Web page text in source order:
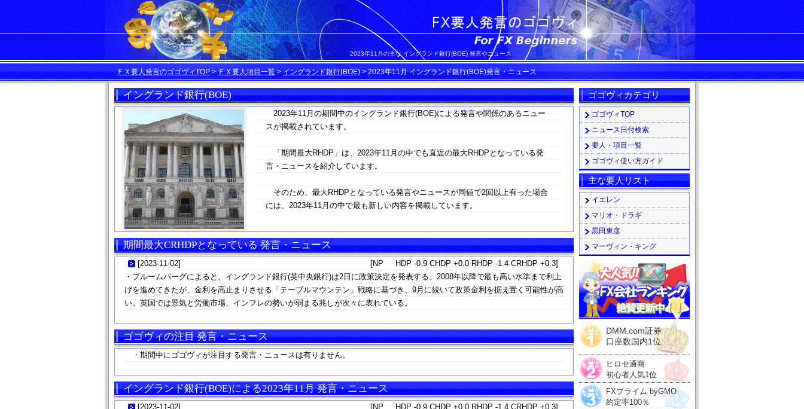
2023年11月の主な イングランド銀行(BOE) 発言やニュース
ＦＸ要人発言のゴゴヴィTOP>ＦＸ要人項目一覧>イングランド銀行(BOE)>2023年11月 イングランド銀行(BOE)発言・ニュース
イングランド銀行(BOE)
2023年11月の期間中のイングランド銀行(BOE)による発言や関係のあるニュー
スが掲載されています。
「期間最大RHDP」は、2023年11月の中でも直近の最大RHDPとなっている発
言・ニュースを紹介しています。
そのため、最大RHDPとなっている発言やニュースが同値で2回以上有った場合
には、2023年11月の中で最も新しい内容を掲載しています。
期間最大CRHDPとなっている 発言・ニュース
[2023-11-02]
[NP HDP -0.9 CHDP +0.0 RHDP -1.4 CRHDP +0.3]
・ブルームバーグによると、イングランド銀行(英中央銀行)は2日に政策決定を発表する。2008年以降で最も高い水準まで利上
げを進めてきたが、金利を高止まりさせる「テーブルマウンテン」戦略に基づき、9月に続いて政策金利を据え置く可能性が高
い。英国では景気と労働市場、インフレの勢いが弱まる兆しが次々に表れている。
ゴゴヴィの注目 発言・ニュース
・期間中にゴゴヴィが注目する発言・ニュースは有りません。
イングランド銀行(BOE)による2023年11月 発言・ニュース
[2023-11-02]
[NP HDP -0.9 CHDP +0.0 RHDP -1.4 CRHDP +0.3]
ゴゴヴィカテゴリ
ゴゴヴィTOP
ニュース日付検索
要人・項目一覧
ゴゴヴィ使い方ガイド
主な要人リスト
イエレン
マリオ・ドラギ
黒田東彦
マーヴィン・キング
DMM.com証券
口座数国内1位
ヒロセ通商
初心者人気1位
FXプライム byGMO
約定率100％